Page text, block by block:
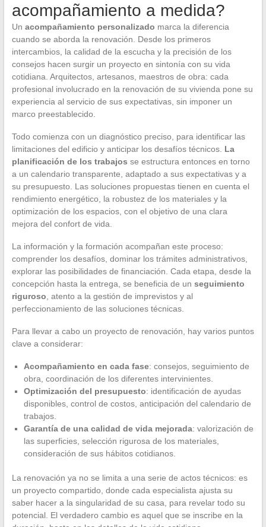
acompañamiento a medida?
Un acompañamiento personalizado marca la diferencia
cuando se aborda la renovación. Desde los primeros
intercambios, la calidad de la escucha y la precisión de los
consejos hacen surgir un proyecto en sintonía con su vida
cotidiana. Arquitectos, artesanos, maestros de obra: cada
profesional involucrado en la renovación de su vivienda pone su
experiencia al servicio de sus expectativas, sin imponer un
marco preestablecido.
Todo comienza con un diagnóstico preciso, para identificar las
limitaciones del edificio y anticipar los desafíos técnicos. La
planificación de los trabajos se estructura entonces en torno
a un calendario transparente, adaptado a sus expectativas y a
su presupuesto. Las soluciones propuestas tienen en cuenta el
rendimiento energético, la robustez de los materiales y la
optimización de los espacios, con el objetivo de una clara
mejora del confort de vida.
La información y la formación acompañan este proceso:
comprender los desafíos, dominar los trámites administrativos,
explorar las posibilidades de financiación. Cada etapa, desde la
concepción hasta la entrega, se beneficia de un seguimiento
riguroso , atento a la gestión de imprevistos y al
perfeccionamiento de las soluciones técnicas.
Para llevar a cabo un proyecto de renovación, hay varios puntos
clave a considerar:
Acompañamiento en cada fase: consejos, seguimiento de
obra, coordinación de los diferentes intervinientes.
Optimización del presupuesto: identificación de ayudas
disponibles, control de costos, anticipación del calendario de
trabajos.
Garantía de una calidad de vida mejorada: valorización de
las superficies, selección rigurosa de los materiales,
consideración de sus hábitos cotidianos.
La renovación ya no se limita a una serie de actos técnicos: es
un proyecto compartido, donde cada especialista ajusta su
saber hacer a la singularidad de su casa, para revelar todo su
potencial. El verdadero cambio es aquel que se inscribe en la